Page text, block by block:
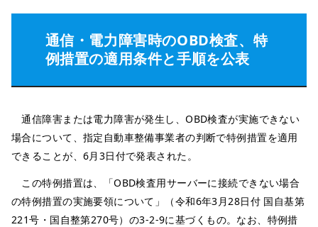
通信・電力障害時のOBD検査、特
例措置の適用条件と手順を公表
通信障害または電力障害が発生し、OBD検査が実施できない
場合について、指定自動車整備事業者の判断で特例措置を適用
できることが、6月3日付で発表された。
この特例措置は、「OBD検査用サーバーに接続できない場合
の特例措置の実施要領について」（令和6年3月28日付 国自基第
221号・国自整第270号）の3-2-9に基づくもの。なお、特例措